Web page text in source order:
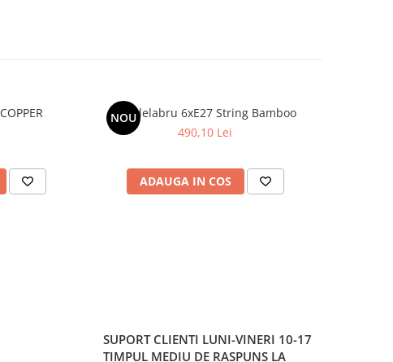
NOU
Candelabru 6xE27 String Bamboo
490,10 Lei
ADAUGA IN COS
SUPORT CLIENTI LUNI-VINERI 10-17
TIMPUL MEDIU DE RASPUNS LA